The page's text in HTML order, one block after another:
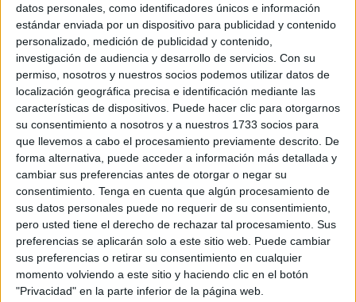
datos personales, como identificadores únicos e información
estándar enviada por un dispositivo para publicidad y contenido
personalizado, medición de publicidad y contenido,
investigación de audiencia y desarrollo de servicios. Con su
permiso, nosotros y nuestros socios podemos utilizar datos de
localización geográfica precisa e identificación mediante las
características de dispositivos. Puede hacer clic para otorgarnos
su consentimiento a nosotros y a nuestros 1733 socios para
que llevemos a cabo el procesamiento previamente descrito. De
forma alternativa, puede acceder a información más detallada y
cambiar sus preferencias antes de otorgar o negar su
consentimiento. Tenga en cuenta que algún procesamiento de
sus datos personales puede no requerir de su consentimiento,
pero usted tiene el derecho de rechazar tal procesamiento. Sus
preferencias se aplicarán solo a este sitio web. Puede cambiar
sus preferencias o retirar su consentimiento en cualquier
momento volviendo a este sitio y haciendo clic en el botón
"Privacidad" en la parte inferior de la página web.
Autonómico con la presencia de Miguel Díaz Román,
presidente de la Real Federación Española de Tenis, y
Francisco Blanco Manso, presidente del circuito IBP
Tennis Series, quienes acompañados por los presidentes
territoriales; Juan Luis Rascón (madrileña) y Antonio
Ferragut (Balear), asistirán a las jornadas finales del
Máster Nacional IBP Tennis Series 'Ciudad de Ceuta' que
se disputarán en la jornada de este sábado.
La consejera de Juventud y Deporte, Lorena Miranda, ha
recibido a a los organizadores y participantes en el Master
Nacional de Tenis- Máster Final del Circuito IBP Series
Tennis, que se está celebrando en las instalaciones del
Club de Tenis de Loma Margarita y con apoyo de la
Ciudad Autónoma a través delInstituto Ceutí de